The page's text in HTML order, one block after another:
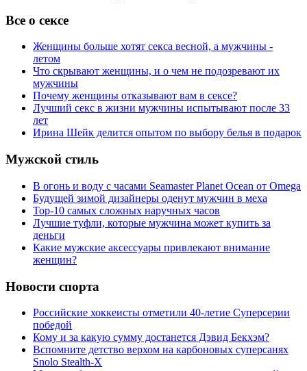
Все о сексе
Женщины больше хотят секса весной, а мужчины -
летом
Что скрывают женщины, и о чем не подозревают их
мужчины
Почему женщины отказывают вам в сексе?
Лучший секс в жизни мужчины испытывают после 33
лет
Ирина Шейк делится опытом по выбору белья в подарок
Мужской стиль
В огонь и воду с часами Seamaster Planet Ocean от Omega
Будущей зимой дизайнеры оденут мужчин в меха
Top-10 самых сложных наручных часов
Лучшие туфли, которые мужчина может купить за
деньги
Какие мужские аксессуары привлекают внимание
женщин?
Новости спорта
Российские хоккеисты отметили 40-летие Суперсерии
победой
Кому и за какую сумму достанется Дэвид Бекхэм?
Вспомните детство верхом на карбоновых суперсанях
Snolo Stealth-X